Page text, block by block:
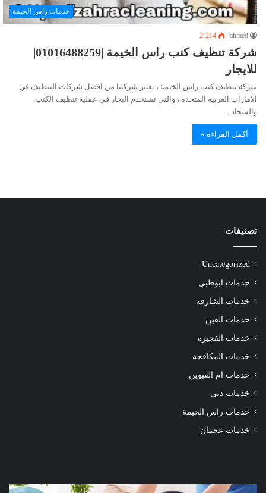
خدمات راس الخيمة
ahmed 2٬214
شركة تنظيف كنب راس الخيمة |01016488259|
للايجار
شركة تنظيف كنب راس الخيمة ، تعتبر شركتنا من افضل شركات التنظيف في
الامارات العربية المتحدة ، والتي تستخدم البخار في عملية تنظيف الكنب
والسجاد…
أكمل القراءة »
تصنيفات
Uncategorized
خدمات ابوظبى
خدمات الشارقة
خدمات العين
خدمات الفجيرة
خدمات المكافحة
خدمات ام القيوين
خدمات دبى
خدمات راس الخيمة
خدمات عجمان
شركة